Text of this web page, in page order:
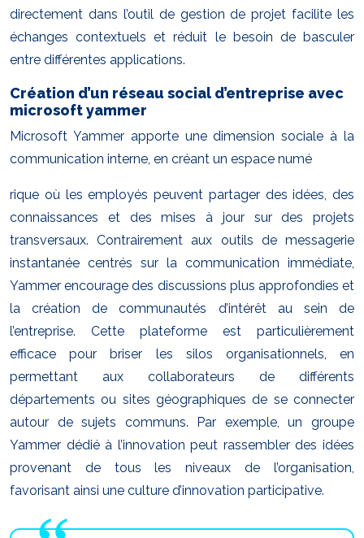
directement dans l’outil de gestion de projet facilite les
échanges contextuels et réduit le besoin de basculer
entre différentes applications.
Création d’un réseau social d’entreprise avec
microsoft yammer
Microsoft Yammer apporte une dimension sociale à la
communication interne, en créant un espace numé
rique où les employés peuvent partager des idées, des
connaissances et des mises à jour sur des projets
transversaux. Contrairement aux outils de messagerie
instantanée centrés sur la communication immédiate,
Yammer encourage des discussions plus approfondies et
la création de communautés d’intérêt au sein de
l’entreprise. Cette plateforme est particulièrement
efficace pour briser les silos organisationnels, en
permettant aux collaborateurs de différents
départements ou sites géographiques de se connecter
autour de sujets communs. Par exemple, un groupe
Yammer dédié à l’innovation peut rassembler des idées
provenant de tous les niveaux de l’organisation,
favorisant ainsi une culture d’innovation participative.